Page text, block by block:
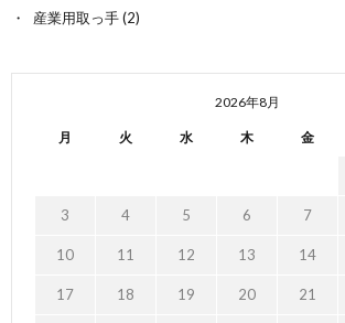
産業用取っ手(2)
2026年8月
月 火 水 木 金
3 4 5 6 7
10 11 12 13 14
17 18 19 20 21